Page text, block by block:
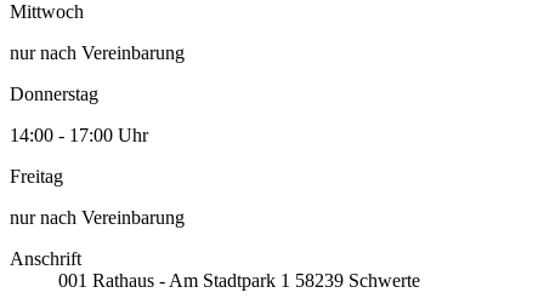
Mittwoch
nur nach Vereinbarung
Donnerstag
14:00 - 17:00 Uhr
Freitag
nur nach Vereinbarung
Anschrift
001 Rathaus - Am Stadtpark 1 58239 Schwerte